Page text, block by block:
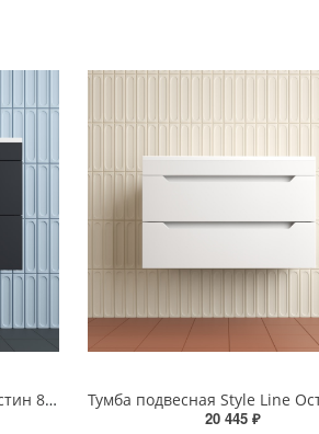
Тумба подвесная Style Line Остин 80 см ЛС-00002404 графит
20 445 ₽